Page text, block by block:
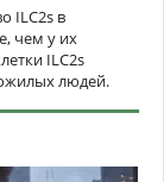
ILC2s в
чем у их
ILC2s
людей.